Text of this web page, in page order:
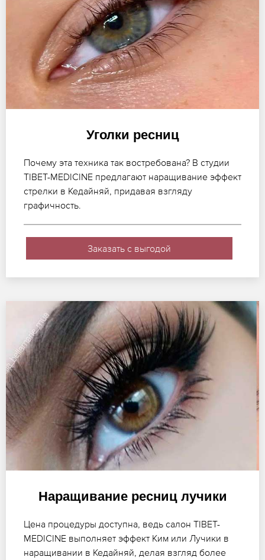
Уголки ресниц
Почему эта техника так востребована? В студии
TIBET-MEDICINE предлагают наращивание эффект
стрелки в Кедайняй, придавая взгляду
графичность.
Заказать с выгодой
Наращивание ресниц лучики
Цена процедуры доступна, ведь салон TIBET-
MEDICINE выполняет эффект Ким или Лучики в
наращивании в Кедайняй, делая взгляд более